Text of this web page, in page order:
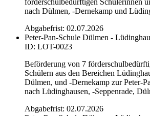
nach Dülmen, -Dernekamp und
Abgabefrist: 02.07.2026
Peter-Pan-Schule Dülmen -
ID: LOT-0023
Beförderung von 7
Schülern aus den Bereichen
Dülmen, und -Dernekamp zur Peter-
nach Lüdinghausen, -Seppenrade,
Abgabefrist: 02.07.2026